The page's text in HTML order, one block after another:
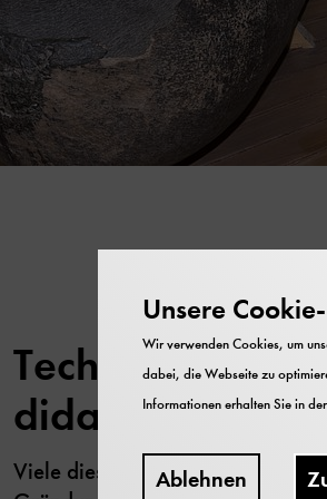
Technik
didaktischer
Viele dieser Objekte wurden
Unsere
Wir verwenden Cookies, um
dabei, die Webseite zu
Informationen erhalten Sie in der
Ablehnen